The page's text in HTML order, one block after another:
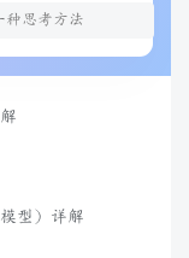
种思考方法
型）详解